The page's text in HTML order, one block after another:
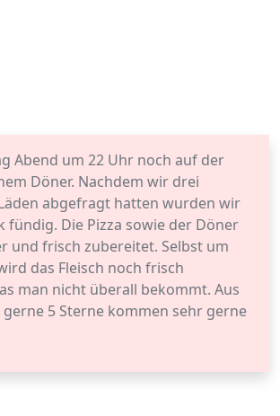
Abend um 22 Uhr noch auf der
Döner. Nachdem wir drei
abgefragt hatten wurden wir
fündig. Die Pizza sowie der Döner
und frisch zubereitet. Selbst um
das Fleisch noch frisch
man nicht überall bekommt. Aus
5 Sterne kommen sehr gerne